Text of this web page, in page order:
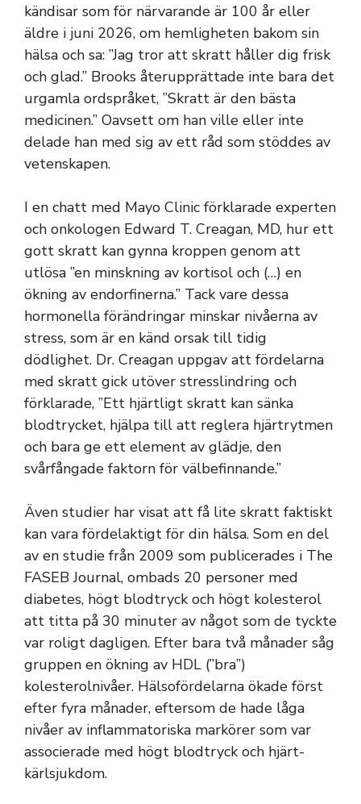
kändisar som för närvarande är 100 år eller
äldre i juni 2026, om hemligheten bakom sin
hälsa och sa: ”Jag tror att skratt håller dig frisk
och glad.” Brooks återupprättade inte bara det
urgamla ordspråket, ”Skratt är den bästa
medicinen.” Oavsett om han ville eller inte
delade han med sig av ett råd som stöddes av
vetenskapen.
I en chatt med Mayo Clinic förklarade experten
och onkologen Edward T. Creagan, MD, hur ett
gott skratt kan gynna kroppen genom att
utlösa ”en minskning av kortisol och (…) en
ökning av endorfinerna.” Tack vare dessa
hormonella förändringar minskar nivåerna av
stress, som är en känd orsak till tidig
dödlighet. Dr. Creagan uppgav att fördelarna
med skratt gick utöver stresslindring och
förklarade, ”Ett hjärtligt skratt kan sänka
blodtrycket, hjälpa till att reglera hjärtrytmen
och bara ge ett element av glädje, den
svårfångade faktorn för välbefinnande.”
Även studier har visat att få lite skratt faktiskt
kan vara fördelaktigt för din hälsa. Som en del
av en studie från 2009 som publicerades i The
FASEB Journal, ombads 20 personer med
diabetes, högt blodtryck och högt kolesterol
att titta på 30 minuter av något som de tyckte
var roligt dagligen. Efter bara två månader såg
gruppen en ökning av HDL (”bra”)
kolesterolnivåer. Hälsofördelarna ökade först
efter fyra månader, eftersom de hade låga
nivåer av inflammatoriska markörer som var
associerade med högt blodtryck och hjärt-
kärlsjukdom.